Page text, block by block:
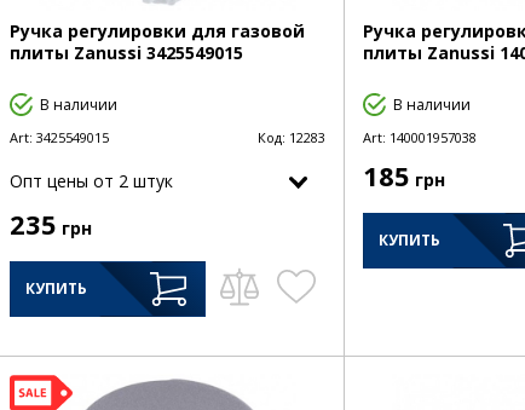
Ручка регулировки для газовой
плиты Zanussi 3425549015
В наличии
Art: 3425549015 Код: 12283
Опт цены от 2 штук
235 грн
КУПИТЬ
Ручка
плиты Zanussi
В наличии
Art: 140001957038
185 грн
КУПИТЬ